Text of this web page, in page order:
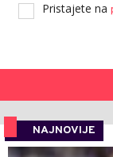
Pristajete na
NAJNOVIJE